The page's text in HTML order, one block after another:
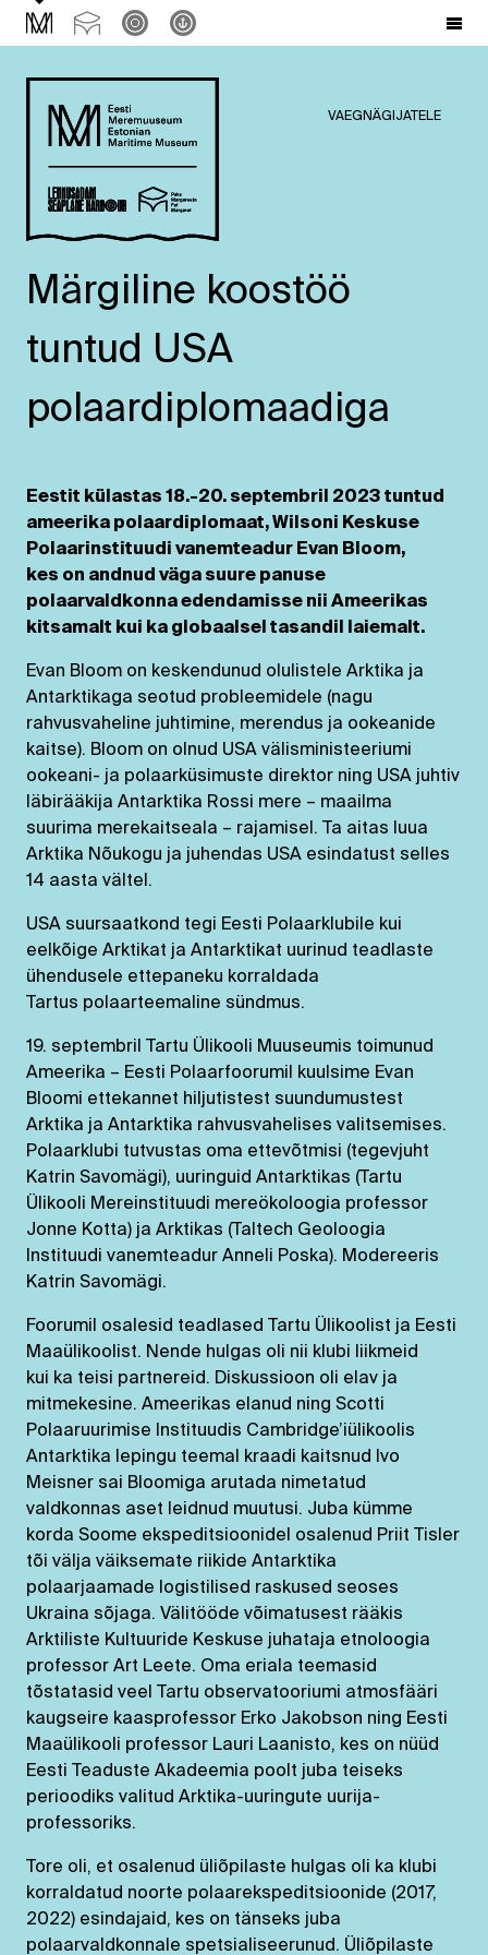
VAEGNÄGIJATELE
Märgiline koostöö
tuntud USA
polaardiplomaadiga
Eestit külastas 18.-20. septembril 2023 tuntud
ameerika polaardiplomaat, Wilsoni Keskuse
Polaarinstituudi vanemteadur Evan Bloom,
kes on andnud väga suure panuse
polaarvaldkonna edendamisse nii Ameerikas
kitsamalt kui ka globaalsel tasandil laiemalt.
Evan Bloom on keskendunud olulistele Arktika ja
Antarktikaga seotud probleemidele (nagu
rahvusvaheline juhtimine, merendus ja ookeanide
kaitse). Bloom on olnud USA välisministeeriumi
ookeani- ja polaarküsimuste direktor ning USA juhtiv
läbirääkija Antarktika Rossi mere – maailma
suurima merekaitseala – rajamisel. Ta aitas luua
Arktika Nõukogu ja juhendas USA esindatust selles
14 aasta vältel.
USA suursaatkond tegi Eesti Polaarklubile kui
eelkõige Arktikat ja Antarktikat uurinud teadlaste
ühendusele ettepaneku korraldada
Tartus polaarteemaline sündmus.
19. septembril Tartu Ülikooli Muuseumis toimunud
Ameerika – Eesti Polaarfoorumil kuulsime Evan
Bloomi ettekannet hiljutistest suundumustest
Arktika ja Antarktika rahvusvahelises valitsemises.
Polaarklubi tutvustas oma ettevõtmisi (tegevjuht
Katrin Savomägi), uuringuid Antarktikas (Tartu
Ülikooli Mereinstituudi mereökoloogia professor
Jonne Kotta) ja Arktikas (Taltech Geoloogia
Instituudi vanemteadur Anneli Poska). Modereeris
Katrin Savomägi.
Foorumil osalesid teadlased Tartu Ülikoolist ja Eesti
Maaülikoolist. Nende hulgas oli nii klubi liikmeid
kui ka teisi partnereid. Diskussioon oli elav ja
mitmekesine. Ameerikas elanud ning Scotti
Polaaruurimise Instituudis Cambridge’iülikoolis
Antarktika lepingu teemal kraadi kaitsnud Ivo
Meisner sai Bloomiga arutada nimetatud
valdkonnas aset leidnud muutusi. Juba kümme
korda Soome ekspeditsioonidel osalenud Priit Tisler
tõi välja väiksemate riikide Antarktika
polaarjaamade logistilised raskused seoses
Ukraina sõjaga. Välitööde võimatusest rääkis
Arktiliste Kultuuride Keskuse juhataja etnoloogia
professor Art Leete. Oma eriala teemasid
tõstatasid veel Tartu observatooriumi atmosfääri
kaugseire kaasprofessor Erko Jakobson ning Eesti
Maaülikooli professor Lauri Laanisto, kes on nüüd
Eesti Teaduste Akadeemia poolt juba teiseks
perioodiks valitud Arktika-uuringute uurija-
professoriks.
Tore oli, et osalenud üliõpilaste hulgas oli ka klubi
korraldatud noorte polaarekspeditsioonide (2017,
2022) esindajaid, kes on tänseks juba
polaarvaldkonnale spetsialiseerunud. Üliõpilaste